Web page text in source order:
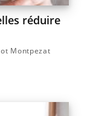
réduire
Montpezat